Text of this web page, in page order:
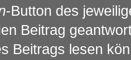
-Button des
Beitrag
Beitrags lesen